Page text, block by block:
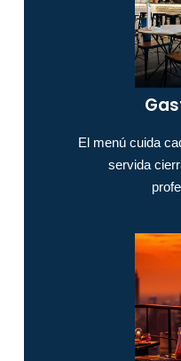
El menú cuida
servida